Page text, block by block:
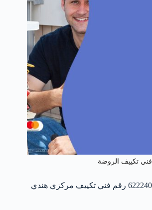
فني تكييف الروضة
فني تكييف الروضة 62224041 رقم فني تكييف مركزي هندي